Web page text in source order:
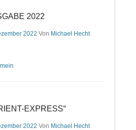
2022
2022 Von Michael Hecht
EXPRESS“
2022 Von Michael Hecht